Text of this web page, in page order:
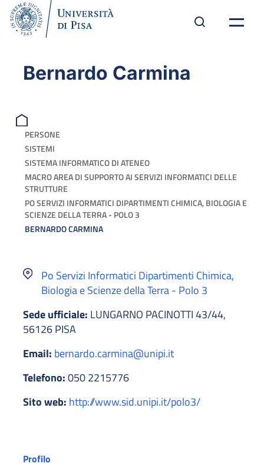
Bernardo Carmina
PERSONE
SISTEMI
SISTEMA INFORMATICO DI ATENEO
MACRO AREA DI SUPPORTO AI SERVIZI INFORMATICI DELLE
STRUTTURE
PO SERVIZI INFORMATICI DIPARTIMENTI CHIMICA, BIOLOGIA E
SCIENZE DELLA TERRA - POLO 3
BERNARDO CARMINA
Po Servizi Informatici Dipartimenti Chimica,
Biologia e Scienze della Terra - Polo 3
Sede ufficiale: LUNGARNO PACINOTTI 43/44,
56126 PISA
Email: bernardo.carmina@unipi.it
Telefono:050 2215776
Sito web: http://www.sid.unipi.it/polo3/
Profilo